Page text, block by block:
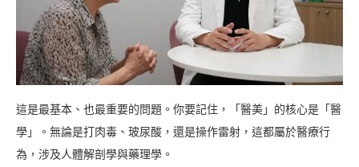
這是最基本、也最重要的問題。你要記住，「醫美」的核心是「醫
學」。無論是打肉毒、玻尿酸，還是操作雷射，這都屬於醫療行
為，涉及人體解剖學與藥理學。